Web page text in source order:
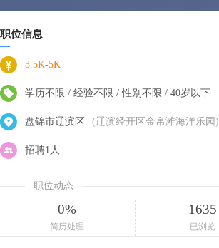
职位信息
3.5K-5K
学历不限 / 经验不限 / 性别不限 / 40岁以下
盘锦市辽滨区 (辽滨经开区金帛滩海洋乐园)
招聘1人
职位动态
0%
简历处理
1635
已浏览